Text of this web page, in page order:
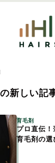
女性の薄
AGA
植毛
の新しい記
育毛剤
プロ直伝！
育毛剤の
ら記事を探す
ク
ら記事を探す